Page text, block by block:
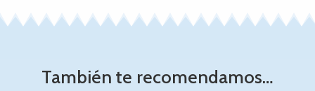
También te recomendamos…